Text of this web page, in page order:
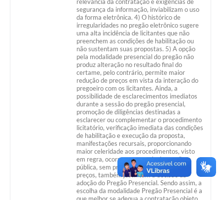
segurança da informação, inviabilizam o uso
da forma eletrônica. 4) O histórico de
irregularidades no pregão eletrônico sugere
uma alta incidência de licitantes que não
preenchem as condições de habilitação ou
não sustentam suas propostas. 5) A opção
pela modalidade presencial do pregão não
produz alteração no resultado final do
certame, pelo contrário, permite maior
redução de preços em vista da interação do
pregoeiro com os licitantes. Ainda, a
possibilidade de esclarecimentos imediatos
durante a sessão do pregão presencial,
promoção de diligências destinadas a
esclarecer ou complementar o procedimento
licitatório, verificação imediata das condições
de habilitação e execução da proposta,
manifestações recursais, proporcionando
maior celeridade aos procedimentos, visto
em regra, ocorrerem na própria sessão
pública, sem prejuízo da competição de
preços, também justificam a decisão da
adoção do Pregão Presencial. Sendo assim, a
escolha da modalidade Pregão Presencial é a